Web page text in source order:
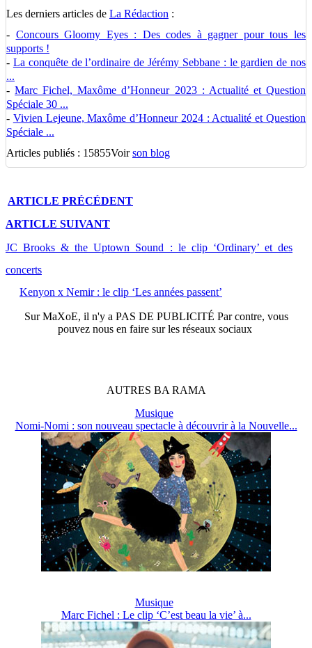
Les derniers articles de La Rédaction :
- Concours Gloomy Eyes : Des codes à gagner pour tous les
supports !
- La conquête de l’ordinaire de Jérémy Sebbane : le gardien de nos
...
-Marc Fichel, Maxôme d’Honneur 2023 : Actualité et Question
Spéciale 30 ...
- Vivien Lejeune, Maxôme d’Honneur 2024 : Actualité et Question
Spéciale ...
Articles publiés : 15855Voirson blog
ARTICLE PRÉCÉDENT
ARTICLE SUIVANT
JC Brooks & the Uptown Sound : le clip ‘Ordinary’ et des
concerts
Kenyon x Nemir : le clip ‘Les années passent’
SurMaXoE, il n'y a PAS DE PUBLICITÉ Par contre, vous
pouvez nous en faire sur les réseaux sociaux
AUTRES BA RAMA
Musique
Nomi-Nomi : son nouveau spectacle à découvrir à la Nouvelle...
Musique
Marc Fichel : Le clip ‘C’est beau la vie’ à...